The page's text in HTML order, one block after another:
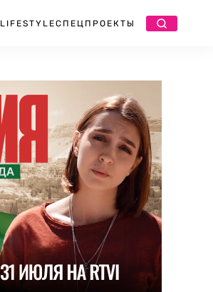
LIFESTYLEСПЕЦПРОЕКТЫ